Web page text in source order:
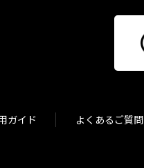
ガイド よくあるご質問